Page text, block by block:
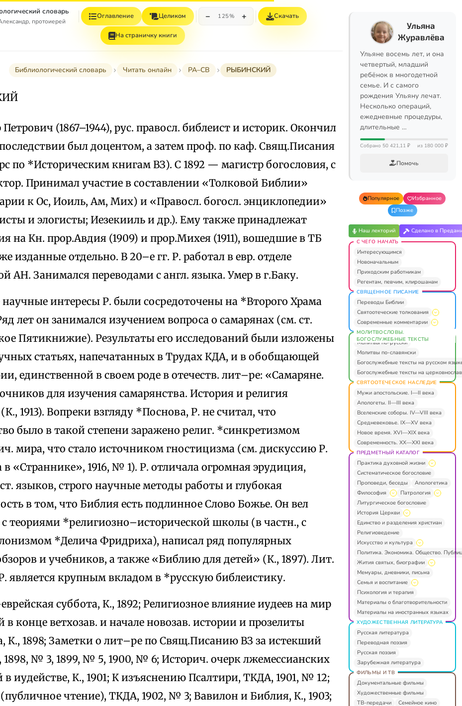
словарь
протоиерей
Оглавление Целиком − 125% + Скачать
На страничку книги
Библиологический словарь Читать онлайн РА–СВ РЫБИНСКИЙ
(1867–1944), рус. правосл. библеист и историк. Окончил
был доцентом, а затем проф. по каф. Свящ.Писания
по *Историческим книгам ВЗ). С 1892 — магистр богословия, с
Принимал участие в составлении «Толковой Библии»
к Ос, Иоиль, Ам, Мих) и «Правосл. богосл. энциклопедии»
и элогисты; Иезекииль и др.). Ему также принадлежат
на Кн. прор.Авдия (1909) и прор.Михея (1911), вошедшие в ТБ
изданные отдельно. В 20–е гг. Р. работал в евр. отделе
АН. Занимался переводами с англ. языка. Умер в г.Баку.
интересы Р. были сосредоточены на *Второго Храма
лет он занимался изучением вопроса о самарянах (см. ст.
Пятикнижие). Результаты его исследований были изложены
статьях, напечатанных в Трудах КДА, и в обобщающей
единственной в своем роде в отечеств. лит–ре: «Самаряне.
для изучения самарянства. История и религия
1913). Вопреки взгляду *Поснова, Р. не считал, что
было в такой степени заражено религ. *синкретизмом
мира, что стало источником гностицизма (см. дискуссию Р.
«Страннике», 1916, № 1). Р. отличала огромная эрудиция,
языков, строго научные методы работы и глубокая
в том, что Библия есть подлинное Слово Божье. Он вел
теориями *религиозно–исторической школы (в частн., с
*Делича Фридриха), написал ряд популярных
и учебников, а также «Библию для детей» (К., 1897). Лит.
является крупным вкладом в *русскую библеистику.
суббота, К., 1892; Религиозное влияние иудеев на мир
в конце ветхозав. и начале новозав. истории и прозелиты
К., 1898; Заметки о лит–ре по Свящ.Писанию ВЗ за истекший
1898, № 3, 1899, № 5, 1900, № 6; Историч. очерк лжемессианских
иудействе, К., 1901; К изъяснению Псалтири, ТКДА, 1901, № 12;
чтение), ТКДА, 1902, № 3; Вавилон и Библия, К., 1903;
Ульяна
Журавлёва
Ульяне восемь лет, и она
четвертый, младший
ребёнок в многодетной
семье. И с самого
рождения Ульяну лечат.
Несколько операций,
ежедневные процедуры,
длительные …
Собрано 50 421,11 ₽ из 180 000 ₽
Помочь
Популярное
Избранное
Позже
Наш лекторий Сделано в
С ЧЕГО НАЧАТЬ
Интересующимся
Новоначальным
Приходским работникам
Регентам, певчим, клирошанам
СВЯЩЕННОЕ ПИСАНИЕ
Переводы Библии
Святоотеческие толкования
Современные комментарии
МОЛИТВОСЛОВЫ.
БОГОСЛУЖЕБНЫЕ ТЕКСТЫ
Молитвы по-русски
Молитвы по-славянски
Богослужебные тексты на русском
Богослужебные тексты на
СВЯТООТЕЧЕСКОЕ НАСЛЕДИЕ
Мужи апостольские. I—II века
Апологеты. II—III века
Вселенские соборы. IV—VIII века
Средневековье. IX—XV века
Новое время. XVI—XIX века
Современность. XX—XXI века
ПРЕДМЕТНЫЙ КАТАЛОГ
Практика духовной жизни
Систематическое богословие
Проповеди, беседы
Апологетика
Философия
Патрология
Литургическое богословие
История Церкви
Единство и разделения христиан
Религиоведение
Искусство и культура
Политика. Экономика. Общество.
Жития святых, биографии
Мемуары, дневники, письма
Семья и воспитание
Психология и терапия
Материалы о благотворительности
Материалы на иностранных языках
ХУДОЖЕСТВЕННАЯ ЛИТЕРАТУРА
Русская литература
Переводная поэзия
Русская поэзия
Зарубежная литература
ФИЛЬМЫ И ТВ
Документальные фильмы
Художественные фильмы
ТВ-передачи
Семейное кино